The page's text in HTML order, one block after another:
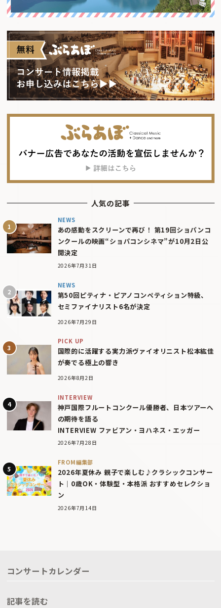
人気の記事
NEWS
あの感動をスクリーンで再び！ 第19回ショパンコ
ンクールの映画“ショパコンシネマ”が10月2日公
開決定
2026年7月31日
NEWS
第50回ピティナ・ピアノコンペティション特級、
セミファイナリスト6名が決定
2026年7月29日
PICK UP
国際的に活躍する実力派ヴァイオリニスト松本紘佳
が奏でる極上の響き
2026年8月2日
INTERVIEW
神戸国際フルートコンクール優勝者、日本ツアーへ
の期待を語る
INTERVIEW ファビアン・ヨハネス・エッガー
2026年7月28日
FROM編集部
2026年夏休み 親子で楽しむ♪クラシックコンサー
ト｜0歳OK・体験型・本格派 おすすめセレクショ
ン
2026年7月14日
コンサートカレンダー
記事を読む